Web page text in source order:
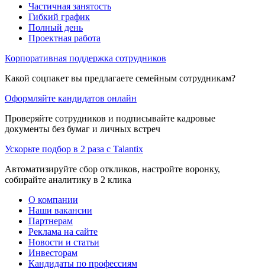
Частичная занятость
Гибкий график
Полный день
Проектная работа
Корпоративная поддержка сотрудников
Какой соцпакет вы предлагаете семейным сотрудникам?
Оформляйте кандидатов онлайн
Проверяйте сотрудников и подписывайте кадровые
документы без бумаг и личных встреч
Ускорьте подбор в 2 раза с Talantix
Автоматизируйте сбор откликов, настройте воронку,
собирайте аналитику в 2 клика
О компании
Наши вакансии
Партнерам
Реклама на сайте
Новости и статьи
Инвесторам
Кандидаты по профессиям